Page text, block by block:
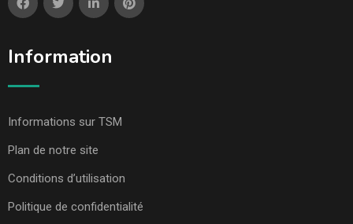
Information
Informations sur TSM
Plan de notre site
Conditions d’utilisation
Politique de confidentialité